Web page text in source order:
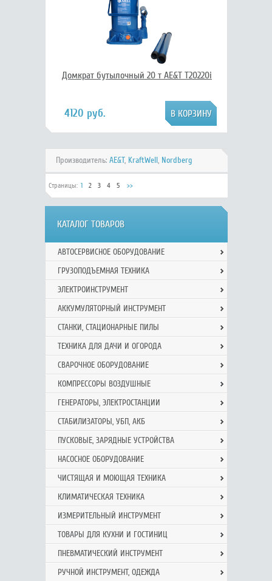
Домкрат бутылочный 20 т AE&T T20220i
4120 руб.
Производитель: AE&T, KraftWell, Nordberg
Страницы: 1 2 3 4 5 >>
КАТАЛОГ ТОВАРОВ
АВТОСЕРВИСНОЕ ОБОРУДОВАНИЕ
ГРУЗОПОДЪЕМНАЯ ТЕХНИКА
ЭЛЕКТРОИНСТРУМЕНТ
АККУМУЛЯТОРНЫЙ ИНСТРУМЕНТ
СТАНКИ, СТАЦИОНАРНЫЕ ПИЛЫ
ТЕХНИКА ДЛЯ ДАЧИ И ОГОРОДА
СВАРОЧНОЕ ОБОРУДОВАНИЕ
КОМПРЕССОРЫ ВОЗДУШНЫЕ
ГЕНЕРАТОРЫ, ЭЛЕКТРОСТАНЦИИ
СТАБИЛИЗАТОРЫ, УБП, АКБ
ПУСКОВЫЕ, ЗАРЯДНЫЕ УСТРОЙСТВА
НАСОСНОЕ ОБОРУДОВАНИЕ
ЧИСТЯЩАЯ И МОЮЩАЯ ТЕХНИКА
КЛИМАТИЧЕСКАЯ ТЕХНИКА
ИЗМЕРИТЕЛЬНЫЙ ИНСТРУМЕНТ
ТОВАРЫ ДЛЯ КУХНИ И ГОСТИНИЦ
ПНЕВМАТИЧЕСКИЙ ИНСТРУМЕНТ
РУЧНОЙ ИНCТРУМЕНТ, ОДЕЖДА